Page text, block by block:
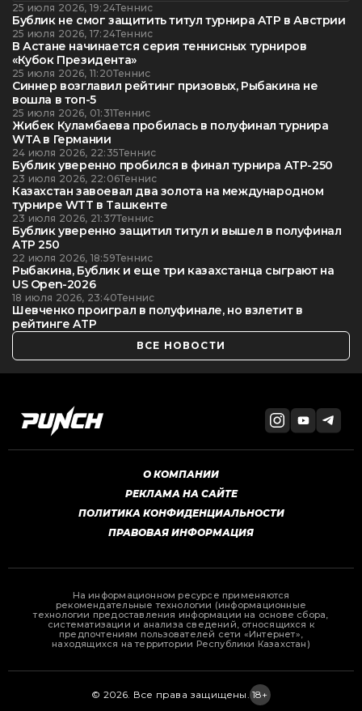
25 июля 2026, 19:24Теннис
Бублик не смог защитить титул турнира ATP в Австрии
25 июля 2026, 17:24Теннис
В Астане начинается серия теннисных турниров
«Кубок Президента»
25 июля 2026, 11:20Теннис
Синнер возглавил рейтинг призовых, Рыбакина не
вошла в топ-5
25 июля 2026, 01:31Теннис
Жибек Куламбаева пробилась в полуфинал турнира
WTA в Германии
24 июля 2026, 22:35Теннис
Бублик уверенно пробился в финал турнира ATP-250
23 июля 2026, 22:06Теннис
Казахстан завоевал два золота на международном
турнире WTT в Ташкенте
23 июля 2026, 21:37Теннис
Бублик уверенно защитил титул и вышел в полуфинал
ATP 250
22 июля 2026, 18:59Теннис
Рыбакина, Бублик и еще три казахстанца сыграют на
US Open-2026
18 июля 2026, 23:40Теннис
Шевченко проиграл в полуфинале, но взлетит в
рейтинге ATP
ВСЕ НОВОСТИ
О КОМПАНИИ
РЕКЛАМА НА САЙТЕ
ПОЛИТИКА КОНФИДЕНЦИАЛЬНОСТИ
ПРАВОВАЯ ИНФОРМАЦИЯ
На информационном ресурсе применяются
рекомендательные технологии (информационные
технологии предоставления информации на основе сбора,
систематизации и анализа сведений, относящихся к
предпочтениям пользователей сети «Интернет»,
находящихся на территории Республики Казахстан)
© 2026. Все права защищены. 18+